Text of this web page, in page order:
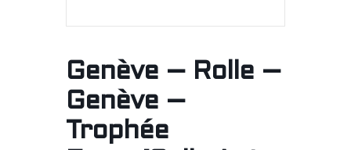
Genève – Rolle –
Genève –
Trophée